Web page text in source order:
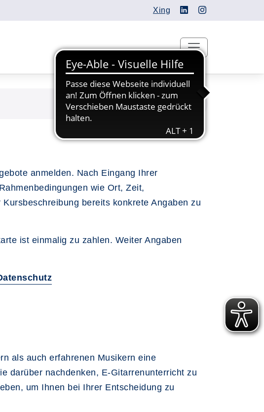
Xing
anmelden. Nach Eingang Ihrer
wie Ort, Zeit,
bereits konkrete Angaben zu
ist einmalig zu zahlen. Weiter Angaben
als auch erfahrenen Musikern eine
darüber nachdenken, E-Gitarrenunterricht zu
um Ihnen bei Ihrer Entscheidung zu